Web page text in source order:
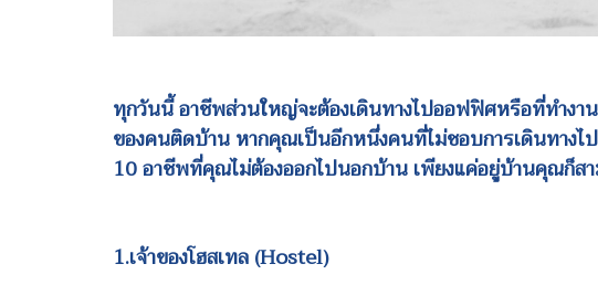
ทุกวันนี้ อาชีพส่วนใหญ่จะต้องเดินทางไปออฟฟิศหรือที่ทำงา
ของคนติดบ้าน หากคุณเป็นอีกหนึ่งคนที่ไม่ชอบการเดินทางไ
10 อาชีพที่คุณไม่ต้องออกไปนอกบ้าน เพียงแค่อยู่บ้านคุณก็สา
1.เจ้าของโฮสเทล (Hostel)